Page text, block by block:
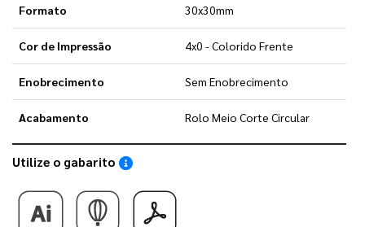
Formato 30x30mm
Cor de Impressão 4x0 - Colorido Frente
Enobrecimento Sem Enobrecimento
Acabamento Rolo Meio Corte Circular
Utilize o gabarito Saiba como utilizar os nossos gabaritos